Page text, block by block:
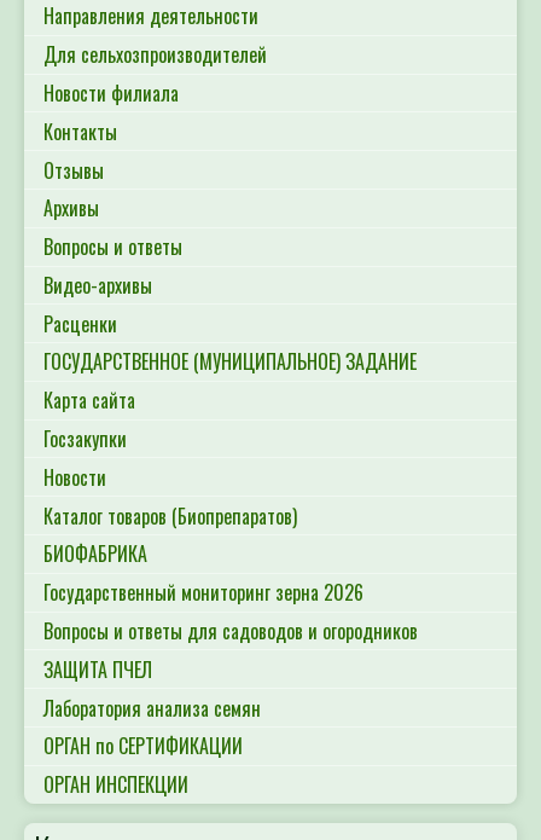
Направления деятельности
Для сельхозпроизводителей
Новости филиала
Контакты
Отзывы
Архивы
Вопросы и ответы
Видео-архивы
Расценки
ГОСУДАРСТВЕННОЕ (МУНИЦИПАЛЬНОЕ) ЗАДАНИЕ
Карта сайта
Госзакупки
Новости
Каталог товаров (Биопрепаратов)
БИОФАБРИКА
Государственный мониторинг зерна 2026
Вопросы и ответы для садоводов и огородников
ЗАЩИТА ПЧЕЛ
Лаборатория анализа семян
ОРГАН по СЕРТИФИКАЦИИ
ОРГАН ИНСПЕКЦИИ